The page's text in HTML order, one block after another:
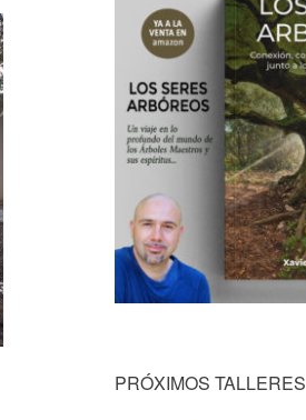
PRÓXIMOS TALLERES